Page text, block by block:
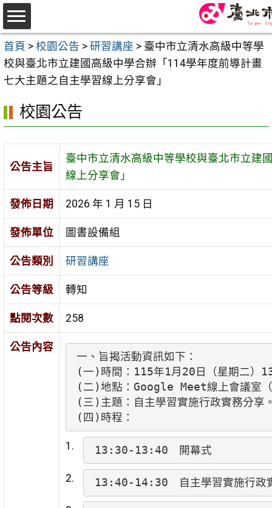
跳
至
主
要
內
首頁 > 校園公告 > 研習講座 > 臺中市立清水高級中等學
校與臺北市立建國高級中學合辦「114學年度前導計畫
七大主題之自主學習線上分享會」
校園公告
公告主旨
臺中市立清水高級中等學校與臺北市立建
線上分享會」
發佈日期 2026 年 1 月 15 日
發佈單位 圖書設備組
公告類別 研習講座
公告等級 轉知
點閱次數 258
公告內容
一、旨揭活動資訊如下：
(一)時間：115年1月20日（星期二）
(二)地點：Google Meet線上會
(三)主題：自主學習實施行政實務分享
(四)時程：
13:30-13:40　開幕式
13:40-14:30　自主學習實施行政
選
單